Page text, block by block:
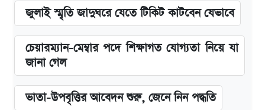
জুলাই স্মৃতি জাদুঘরে যেতে টিকিট কাটবেন যেভাবে
চেয়ারম্যান-মেম্বার পদে শিক্ষাগত যোগ্যতা নিয়ে যা
জানা গেল
ভাতা-উপবৃত্তির আবেদন শুরু, জেনে নিন পদ্ধতি